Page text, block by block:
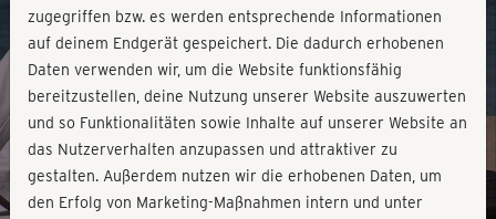
Play
Video
zugegriffen bzw. es werden entsprechende Informationen
auf deinem Endgerät gespeichert. Die dadurch erhobenen
Daten verwenden wir, um die Website funktionsfähig
bereitzustellen, deine Nutzung unserer Website auszuwerten
und so Funktionalitäten sowie Inhalte auf unserer Website an
das Nutzerverhalten anzupassen und attraktiver zu
gestalten. Außerdem nutzen wir die erhobenen Daten, um
den Erfolg von Marketing-Maßnahmen intern und unter